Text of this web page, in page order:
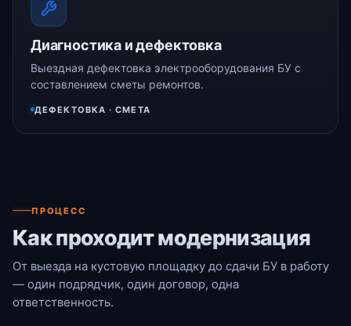
Диагностика и дефектовка
Выездная дефектовка электрооборудования БУ с
составлением сметы ремонтов.
ДЕФЕКТОВКА · СМЕТА
ПРОЦЕСС
Как проходит модернизация
От выезда на кустовую площадку до сдачи БУ в работу
— один подрядчик, один договор, одна
ответственность.